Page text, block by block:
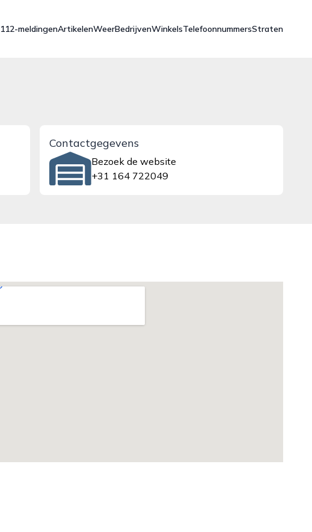
112-meldingenArtikelenWeerBedrijvenWinkelsTelefoonnummersStraten
Contactgegevens
Bezoek de website
+31 164 722049